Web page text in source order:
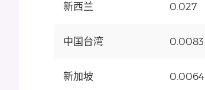
新西兰 0.027
中国台湾 0.0083
新加坡 0.0064